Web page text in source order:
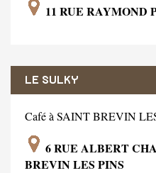
11 RUE RAYMOND
LE SULKY
Café à SAINT BREVIN
6 RUE ALBERT
BREVIN LES PINS